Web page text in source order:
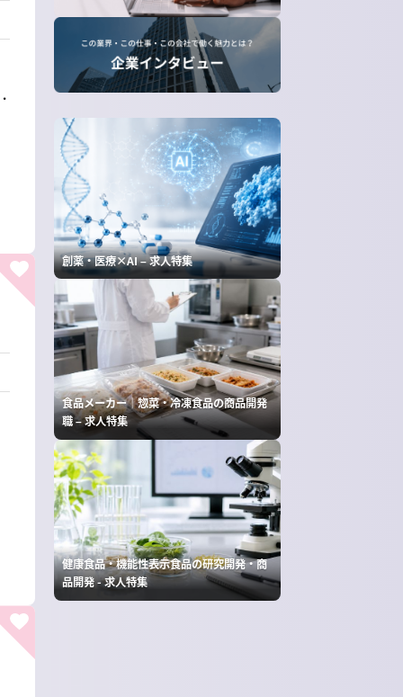
創薬・医療×AI – 求人特集
食品メーカー｜惣菜・冷凍食品の商品開発
職 – 求人特集
健康食品・機能性表示食品の研究開発・商
品開発 - 求人特集